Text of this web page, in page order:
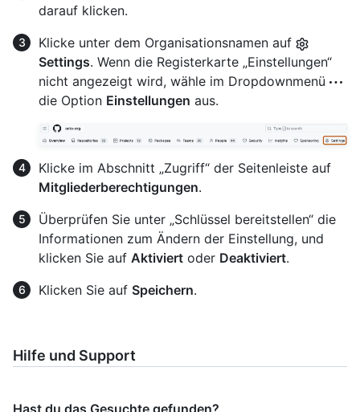
darauf klicken.
Klicke unter dem Organisationsnamen auf
Settings. Wenn die Registerkarte „Einstellungen“
nicht angezeigt wird, wähle im Dropdownmenü
die Option Einstellungen aus.
Klicke im Abschnitt „Zugriff“ der Seitenleiste auf
Mitgliederberechtigungen.
Überprüfen Sie unter „Schlüssel bereitstellen“ die
Informationen zum Ändern der Einstellung, und
klicken Sie auf Aktiviert oder Deaktiviert.
Klicken Sie auf Speichern.
Hilfe und Support